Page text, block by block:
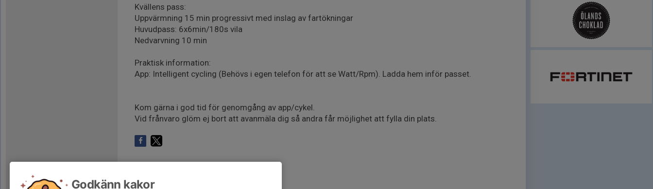
Kvällens pass:
Uppvärmning 15 min progressivt med inslag av fartökningar
Huvudpass: 6x6min/180s vila
Nedvarvning 10 min
Praktisk information:
App: Intelligent cycling (Behövs i egen telefon för att se Watt/Rpm). Ladda hem inför passet.
Kom gärna i god tid för genomgång av app/cykel.
Vid frånvaro glöm ej bort att avanmäla dig så andra får möjlighet att fylla din plats.
Godkänn kakor